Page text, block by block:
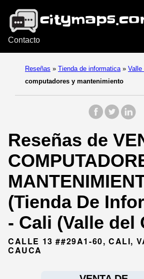
Contacto
Reseñas » Tienda de informatica » Valle
computadores y mantenimiento
Reseñas de
(Tienda De
- Cali (Valle del
CALLE 13 ##29A1-60, CALI,
CAUCA